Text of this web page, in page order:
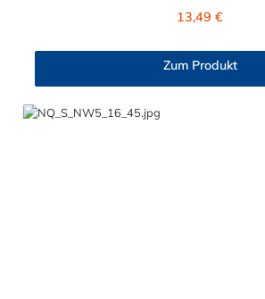
13,0 mm verbunden werden. Im Inneren
verschiedenen Materialien: FKM FVMQ Die Serie
Steckverbindung hat einen Winkel
Regulärer Preis:
13,49 €
Zum Produkt